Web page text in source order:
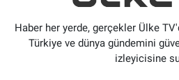
Haber her yerde, gerçekler Ülke
Türkiye ve dünya gündemini
izleyicisine